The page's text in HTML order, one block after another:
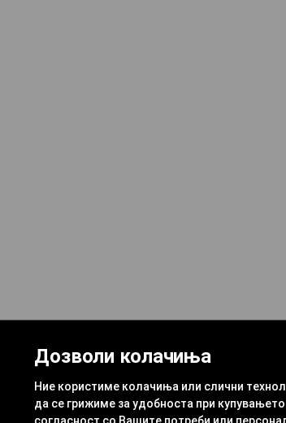
Дозволи колачиња
Ние користиме колачиња или слични
да се грижиме за удобноста при